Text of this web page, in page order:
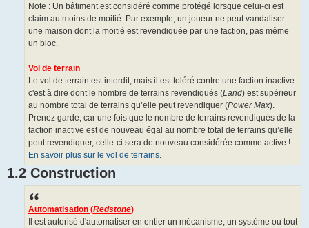
Note : Un bâtiment est considéré comme protégé lorsque celui-ci est
claim au moins de moitié. Par exemple, un joueur ne peut vandaliser
une maison dont la moitié est revendiquée par une faction, pas même
un bloc.
Vol de terrain
Le vol de terrain est interdit, mais il est toléré contre une faction inactive
c'est à dire dont le nombre de terrains revendiqués (Land) est supérieur
au nombre total de terrains qu’elle peut revendiquer (Power Max).
Prenez garde, car une fois que le nombre de terrains revendiqués de la
faction inactive est de nouveau égal au nombre total de terrains qu’elle
peut revendiquer, celle-ci sera de nouveau considérée comme active !
En savoir plus sur le vol de terrains.
1.2 Construction
Automatisation (Redstone)
Il est autorisé d'automatiser en entier un mécanisme, un système ou tout